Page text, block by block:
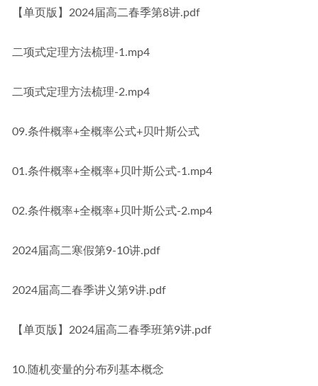
【单页版】2024届高二春季第8讲.pdf
二项式定理方法梳理-1.mp4
二项式定理方法梳理-2.mp4
09.条件概率+全概率公式+贝叶斯公式
01.条件概率+全概率+贝叶斯公式-1.mp4
02.条件概率+全概率+贝叶斯公式-2.mp4
2024届高二寒假第9-10讲.pdf
2024届高二春季讲义第9讲.pdf
【单页版】2024届高二春季班第9讲.pdf
10.随机变量的分布列基本概念